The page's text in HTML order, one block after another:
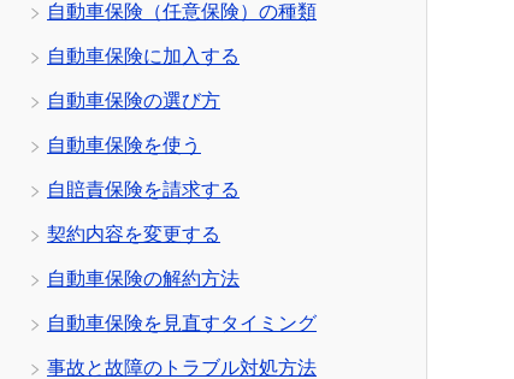
自動車保険（任意保険）の種類
自動車保険に加入する
自動車保険の選び方
自動車保険を使う
自賠責保険を請求する
契約内容を変更する
自動車保険の解約方法
自動車保険を見直すタイミング
事故と故障のトラブル対処方法